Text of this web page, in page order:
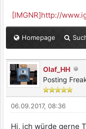
[IMGNR]http://
Homepage
Olaf_HH
Posting
06.09.2017, 08:36
Hi, ich würde gerne